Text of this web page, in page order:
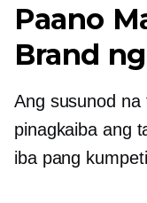
Paano
Brand
Ang susunod
pinagkaiba ang
iba pang